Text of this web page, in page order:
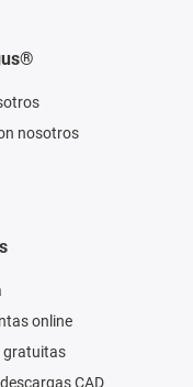
nosotros
online
gratuitas
CAD